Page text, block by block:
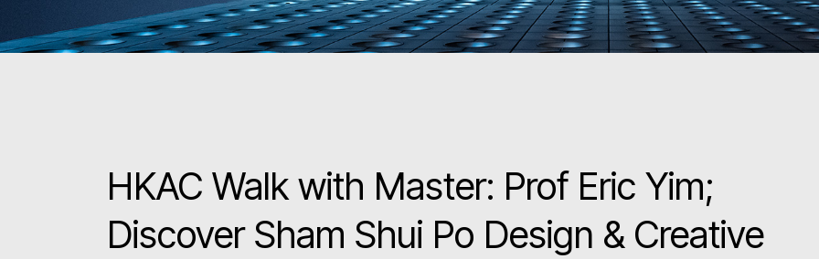
HKAC Walk with Master: Prof Eric Yim;
Discover Sham Shui Po Design & Creative